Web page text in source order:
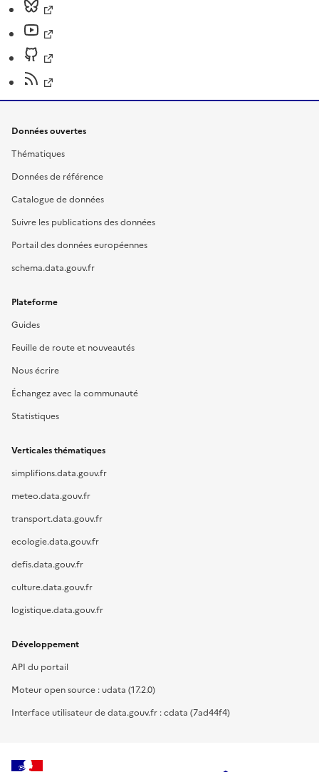
Données ouvertes
Thématiques
Données de référence
Catalogue de données
Suivre les publications des données
Portail des données européennes
schema.data.gouv.fr
Plateforme
Guides
Feuille de route et nouveautés
Nous écrire
Échangez avec la communauté
Statistiques
Verticales thématiques
simplifions.data.gouv.fr
meteo.data.gouv.fr
transport.data.gouv.fr
ecologie.data.gouv.fr
defis.data.gouv.fr
culture.data.gouv.fr
logistique.data.gouv.fr
Développement
API du portail
Moteur open source : udata (17.2.0)
Interface utilisateur de data.gouv.fr : cdata (7ad44f4)